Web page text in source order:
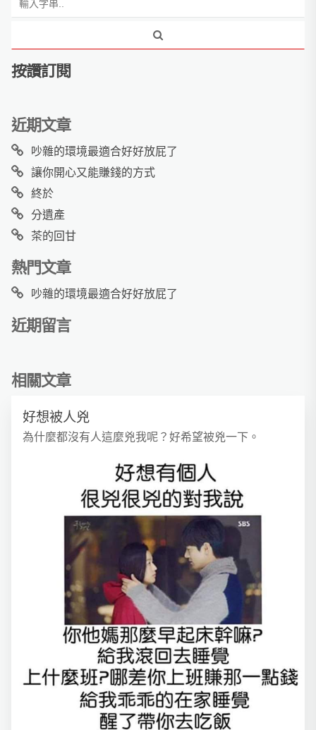
按讚訂閱
近期文章
吵雜的環境最適合好好放屁了
讓你開心又能賺錢的方式
終於
分遺產
茶的回甘
熱門文章
吵雜的環境最適合好好放屁了
近期留言
相關文章
好想被人兇
為什麼都沒有人這麼兇我呢？好希望被兇一下。